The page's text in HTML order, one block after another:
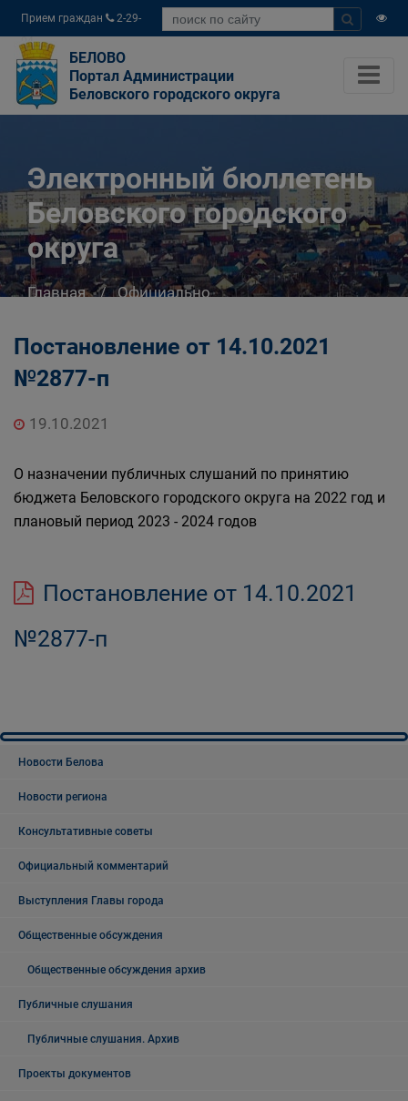
Прием граждан
2-29-
04
БЕЛОВО
Портал Администрации
Беловского городского округа
Электронный бюллетень
Беловского городского
округа
Главная
Официально
Постановление от 14.10.2021
№2877-п
19.10.2021
О назначении публичных слушаний по принятию
бюджета Беловского городского округа на 2022 год и
плановый период 2023 - 2024 годов
Постановление от 14.10.2021
№2877-п
Новости Белова
Новости региона
Консультативные советы
Официальный комментарий
Выступления Главы города
Общественные обсуждения
Общественные обсуждения архив
Публичные слушания
Публичные слушания. Архив
Проекты документов